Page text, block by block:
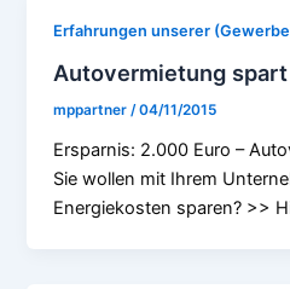
Erfahrungen unserer
Autovermietung
mppartner/04/11/2015
Ersparnis: 2.000 Euro –
Sie wollen mit Ihrem
Energiekosten sparen? >>